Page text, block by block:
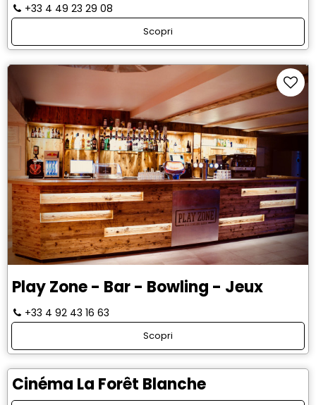
+33 4 49 23 29 08
Scopri
Play Zone - Bar - Bowling - Jeux
+33 4 92 43 16 63
Scopri
Cinéma La Forêt Blanche